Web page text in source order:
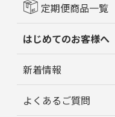
定期便商品一覧
はじめてのお客様へ
新着情報
よくあるご質問